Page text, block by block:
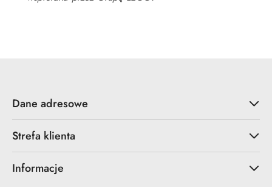
Dane adresowe
Strefa klienta
Informacje